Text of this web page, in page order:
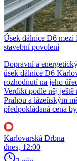
Úsek dálnice D6
stavební povolení
Dopravní a
úsek dálnice D6
rozhodnutí na jeho
Verdikt podle něj ještě
Prahou a lázeňským
předpokládaná cena
Karlovarská Drbna
dnes, 12:00